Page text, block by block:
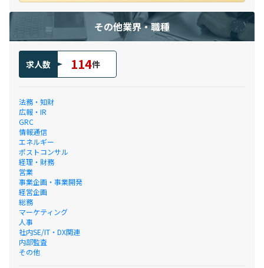
その他業界・職種
求人数 114件
法務・知財
広報・IR
GRC
情報通信
エネルギー
ポストコンサル
経理・財務
営業
事業企画・事業開発
経営企画
総務
マーケティング
人事
社内SE/IT・DX関連
内部監査
その他